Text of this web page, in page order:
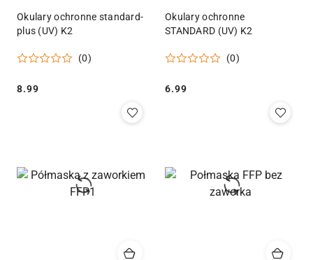
Okulary ochronne standard-
plus (UV) K2
(0)
Cena:
8.99
Okulary ochronne
STANDARD (UV) K2
(0)
Cena:
6.99